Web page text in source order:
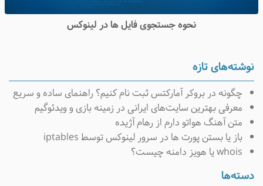
نحوه جستجوی فایل ها در لینوکس
نوشته‌های تازه
چگونه در بروکر آمارکتس ثبت نام کنیم؟ راهنمای ساده و سریع
معرفی بهترین سایت‌های ایرانی در زمینه بازی و ویدئوگیم
متن آهنگ هواتو دارم از رهام آژیده
باز یا بستن پورت ها در سرور لینوکس توسط iptables
whois یا هویز دامنه چیست؟
دسته‌ها